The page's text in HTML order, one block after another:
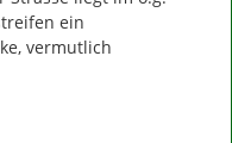
ein
vermutlich